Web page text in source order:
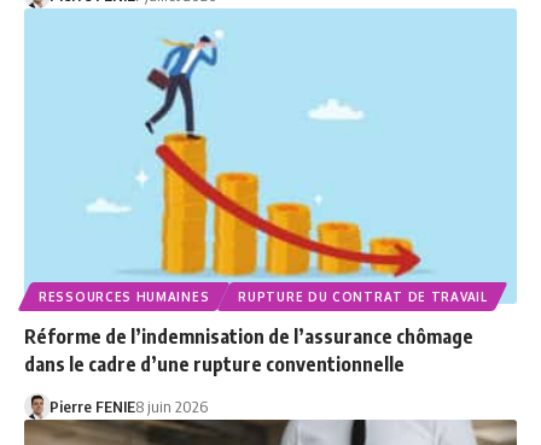
RESSOURCES HUMAINES RUPTURE DU CONTRAT DE TRAVAIL
Réforme de l’indemnisation de l’assurance chômage
dans le cadre d’une rupture conventionnelle
Pierre FENIE8 juin 2026